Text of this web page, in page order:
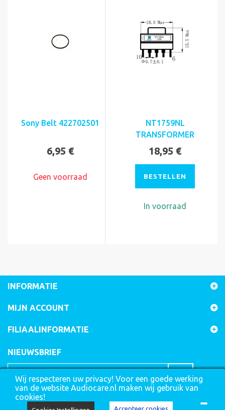
Wij respecteren uw privacy! Voor een goede werking
van de website Audiocare.nl maken wij gebruik van
cookies!
Accepteer cookies
Sony Belt 422702501
6,95 €
Geen voorraad
NT1759NL
TRANSFORMER
18,95 €
BESTELLEN
In voorraad
INFORMATIE
MIJN ACCOUNT
FILIAALINFORMATIE
NIEUWSBRIEF